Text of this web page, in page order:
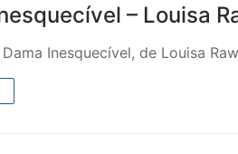
– Louisa
Dama Inesquecível, de Louisa